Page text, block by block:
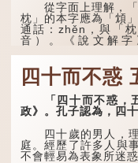
準呢？它反映了古人
樸素觀察：如果立
確...
從字面上理解，「
枕」的本字應為「䪴
通話：zhěn，與「枕
音）。《說文解字
民間流傳有一種說
人會將一些不欲為人
記憶藏於頸後之處。
然吐真言，就好像被
西（如鬼魂）在後腦
下，藏在腦中的秘密
而出。因此「鬼拍...
四十而不惑
「四十而不惑，五
政》。孔子認為，四
四十歲的男人，理
庭。經歷了許多人與
不會輕易為表象所迷惑